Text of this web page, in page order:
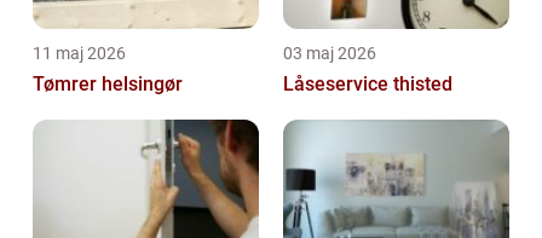
11 maj 2026
Tømrer helsingør
03 maj 2026
Låseservice thisted